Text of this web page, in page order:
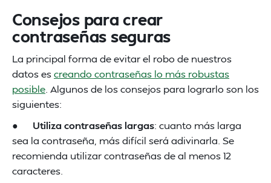
Consejos para crear
contraseñas seguras
La principal forma de evitar el robo de nuestros
datos escreando contraseñas lo más robustas
posible . Algunos de los consejos para lograrlo son los
siguientes:
● Utiliza contraseñas largas: cuanto más larga
sea la contraseña, más difícil será adivinarla. Se
recomienda utilizar contraseñas de al menos 12
caracteres.